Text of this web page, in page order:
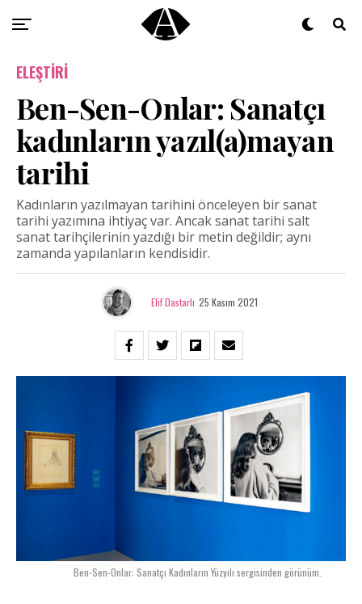
ELEŞTIRI
Ben-Sen-Onlar: Sanatçı
kadınların yazıl(a)mayan
tarihi
Kadınların yazılmayan tarihini önceleyen bir sanat
tarihi yazımına ihtiyaç var. Ancak sanat tarihi salt
sanat tarihçilerinin yazdığı bir metin değildir; aynı
zamanda yapılanların kendisidir.
Elif Dastarlı 25 Kasım 2021
Ben-Sen-Onlar: Sanatçı Kadınların Yüzyılı sergisinden görünüm.